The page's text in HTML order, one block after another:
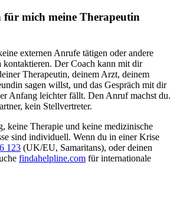
mich meine Therapeutin
externen Anrufe tätigen oder andere
Der Coach kann mit dir
Therapeutin, deinem Arzt, deinem
sagen willst, und das Gespräch mit dir
Anfang leichter fällt. Den Anruf machst du.
kein Stellvertreter.
keine Therapie und keine medizinische
sind individuell. Wenn du in einer Krise
123 (UK/EU, Samaritans), oder deinen
findahelpline.com für internationale